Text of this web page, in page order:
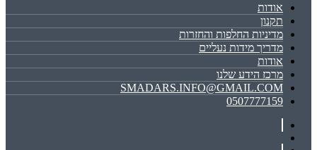
אודות
תקנון
מדיניות החלפות והחזרות
מדריך מידות נעליים
אודות
מרכז הידע שלנו
SMADARS.INFO@GMAIL.COM
0507777159